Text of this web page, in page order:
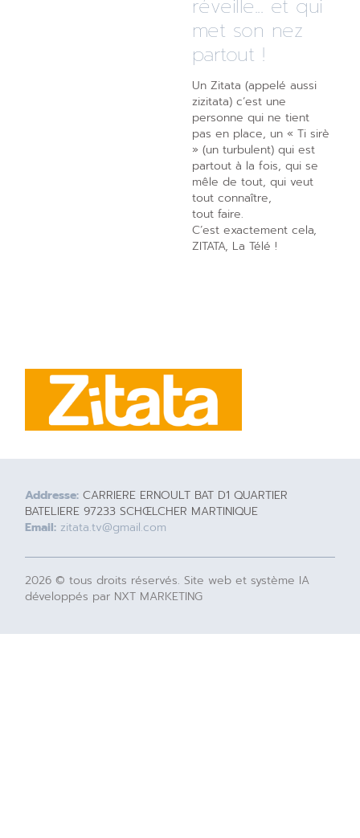
réveille... et qui
met son nez
partout !
Un Zitata (appelé aussi
zizitata) c’est une
personne qui ne tient
pas en place, un « Ti sirè
» (un turbulent) qui est
partout à la fois, qui se
mêle de tout, qui veut
tout connaître,
tout faire.
C’est exactement cela,
ZITATA, La Télé !
Addresse: CARRIERE ERNOULT BAT D1 QUARTIER
BATELIERE 97233 SCHŒLCHER MARTINIQUE
Email: zitata.tv@gmail.com
2026 © tous droits réservés. Site web et système IA
développés par NXT MARKETING